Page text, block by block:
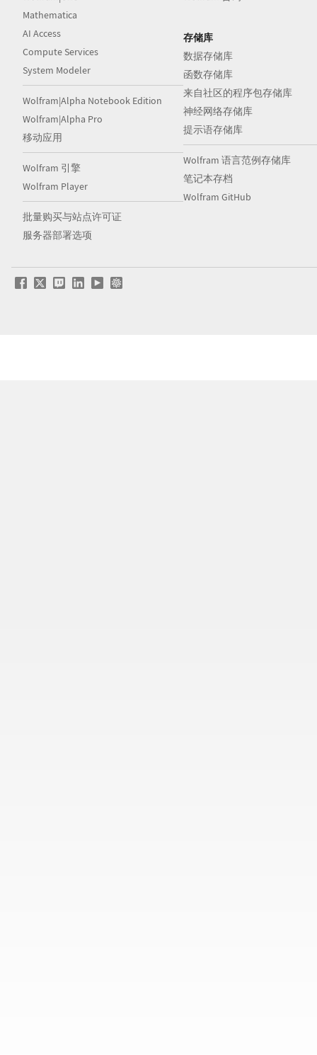
Mathematica
AI Access
Compute Services
System Modeler
Wolfram|Alpha Notebook Edition
Wolfram|Alpha Pro
移动应用
Wolfram 引擎
Wolfram Player
批量购买与站点许可证
服务器部署选项
存储库
数据存储库
函数存储库
来自社区的程序包存储库
神经网络存储库
提示语存储库
Wolfram 语言范例存储库
笔记本存档
Wolfram GitHub